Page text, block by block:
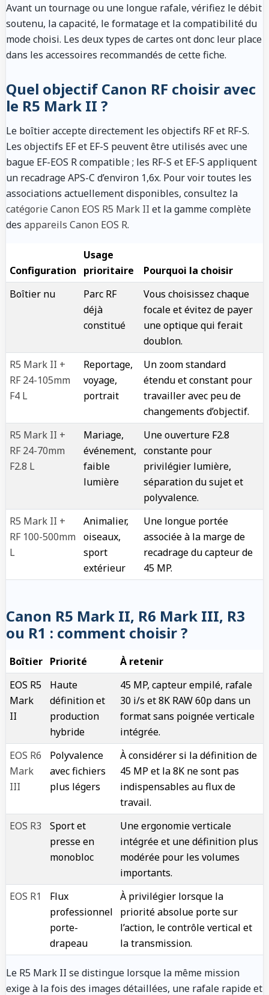
Avant un tournage ou une longue rafale, vérifiez le débit
soutenu, la capacité, le formatage et la compatibilité du
mode choisi. Les deux types de cartes ont donc leur place
dans les accessoires recommandés de cette fiche.
Quel objectif Canon RF choisir avec
le R5 Mark II ?
Le boîtier accepte directement les objectifs RF et RF-S.
Les objectifs EF et EF-S peuvent être utilisés avec une
bague EF-EOS R compatible ; les RF-S et EF-S appliquent
un recadrage APS-C d’environ 1,6x. Pour voir toutes les
associations actuellement disponibles, consultez la
catégorie Canon EOS R5 Mark II et la gamme complète
des appareils Canon EOS R.
Configuration
Usage
prioritaire
Pourquoi la choisir
Boîtier nu
Parc RF
déjà
constitué
Vous choisissez chaque
focale et évitez de payer
une optique qui ferait
doublon.
R5 Mark II +
RF 24-105mm
F4 L
Reportage,
voyage,
portrait
Un zoom standard
étendu et constant pour
travailler avec peu de
changements d’objectif.
R5 Mark II +
RF 24-70mm
F2.8 L
Mariage,
événement,
faible
lumière
Une ouverture F2.8
constante pour
privilégier lumière,
séparation du sujet et
polyvalence.
R5 Mark II +
RF 100-500mm
L
Animalier,
oiseaux,
sport
extérieur
Une longue portée
associée à la marge de
recadrage du capteur de
45 MP.
Canon R5 Mark II, R6 Mark III, R3
ou R1 : comment choisir ?
Boîtier Priorité
À retenir
EOS R5
Mark
II
Haute
définition et
production
hybride
45 MP, capteur empilé, rafale
30 i/s et 8K RAW 60p dans un
format sans poignée verticale
intégrée.
EOS R6
Mark
III
Polyvalence
avec fichiers
plus légers
À considérer si la définition de
45 MP et la 8K ne sont pas
indispensables au flux de
travail.
EOS R3
Sport et
presse en
monobloc
Une ergonomie verticale
intégrée et une définition plus
modérée pour les volumes
importants.
EOS R1
Flux
professionnel
porte-
drapeau
À privilégier lorsque la
priorité absolue porte sur
l’action, le contrôle vertical et
la transmission.
Le R5 Mark II se distingue lorsque la même mission
exige à la fois des images détaillées, une rafale rapide et